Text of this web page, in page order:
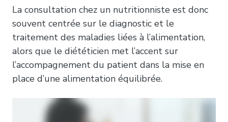
La consultation chez un nutritionniste est donc
souvent centrée sur le diagnostic et le
traitement des maladies liées à l’alimentation,
alors que le diététicien met l’accent sur
l’accompagnement du patient dans la mise en
place d’une alimentation équilibrée.